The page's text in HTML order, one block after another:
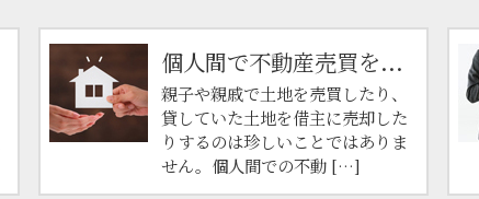
個人間で不動産売買を...
親子や親戚で土地を売買したり、
貸していた土地を借主に売却した
りするのは珍しいことではありま
せん。個人間での不動 […]